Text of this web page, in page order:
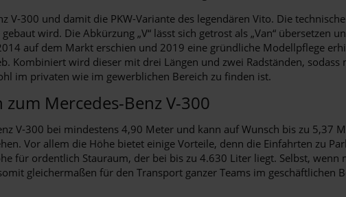
V-300 und damit die PKW-Variante des legendären Vito. Die
wird. Die Abkürzung „V“ lässt sich getrost als „Van“
auf dem Markt erschien und 2019 eine gründliche Modellpflege
Kombiniert wird dieser mit drei Längen und zwei Radständen,
im privaten wie im gewerblichen Bereich zu finden ist.
Mercedes-Benz V-300
V-300 bei mindestens 4,90 Meter und kann auf Wunsch bis zu
Vor allem die Höhe bietet einige Vorteile, denn die Einfahrten zu
für ordentlich Stauraum, der bei bis zu 4.630 Liter liegt. Selbst,
gleichermaßen für den Transport ganzer Teams im